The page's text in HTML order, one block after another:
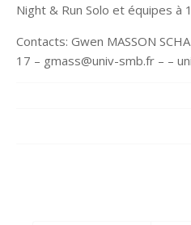
Night & Run Solo et équipes à
Contacts: Gwen MASSON
17 – gmass@univ-smb.fr – –